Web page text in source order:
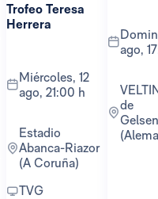
Trofeo Teresa
Herrera
miércoles, 12
ago, 21:00 h
Estadio
Abanca-Riazor
(A Coruña)
TVG
domingo, 16
ago,
VELTINS-Arena
de